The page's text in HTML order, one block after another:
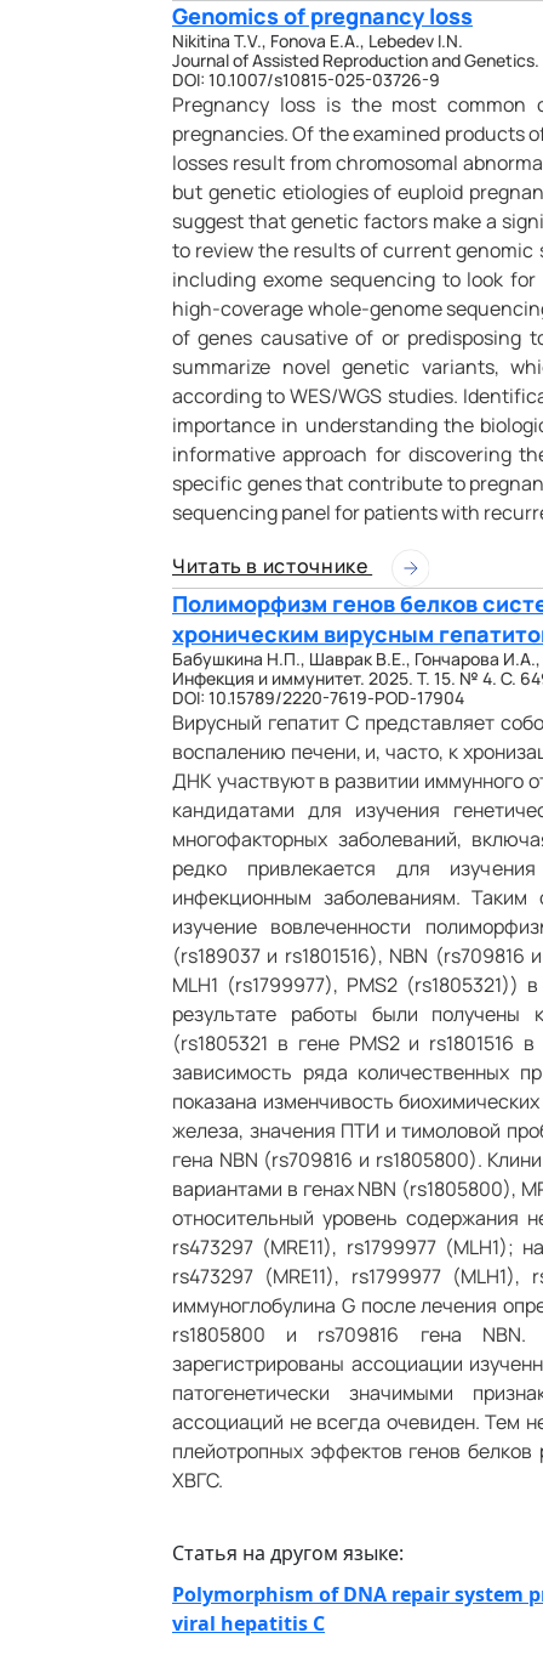
Genomics of pregnancy loss
Nikitina T.V., Fonova E.A., Lebedev I.N.
Journal of Assisted Reproduction and
DOI: 10.1007/s10815-025-03726-9
Pregnancy loss is the most common
pregnancies. Of the examined products
losses result from chromosomal
but genetic etiologies of euploid
suggest that genetic factors make a
to review the results of current
including exome sequencing to look
high-coverage whole-genome
of genes causative of or predisposing
summarize novel genetic variants,
according to WES/WGS studies.
importance in understanding the
informative approach for discovering
specific genes that contribute to
sequencing panel for patients with
Читать в источнике
Полиморфизм генов белков
хроническим вирусным
Бабушкина Н.П., Шаврак В.Е., Гончарова
Инфекция и иммунитет. 2025. Т. 15. № 4. С.
DOI: 10.15789/2220-7619-POD-17904
Вирусный гепатит C представляет
воспалению печени, и, часто, к
ДНК участвуют в развитии иммунного
кандидатами для изучения
многофакторных заболеваний,
редко привлекается для
инфекционным заболеваниям.
изучение вовлеченности
(rs189037 и rs1801516), NBN (rs709816
MLH1 (rs1799977), PMS2 (rs1805321))
результате работы были получены
(rs1805321 в гене PMS2 и rs1801516
зависимость ряда количественных
показана изменчивость
железа, значения ПТИ и тимоловой
гена NBN (rs709816 и rs1805800).
вариантами в генах NBN (rs1805800),
относительный уровень содержания
rs473297 (MRE11), rs1799977
rs473297 (MRE11), rs1799977
иммуноглобулина G после лечения
rs1805800 и rs709816 гена NBN.
зарегистрированы ассоциации
патогенетически значимыми
ассоциаций не всегда очевиден. Тем
плейотропных эффектов генов
ХВГС.
Статья на другом языке:
Polymorphism of DNA repair system
viral hepatitis C